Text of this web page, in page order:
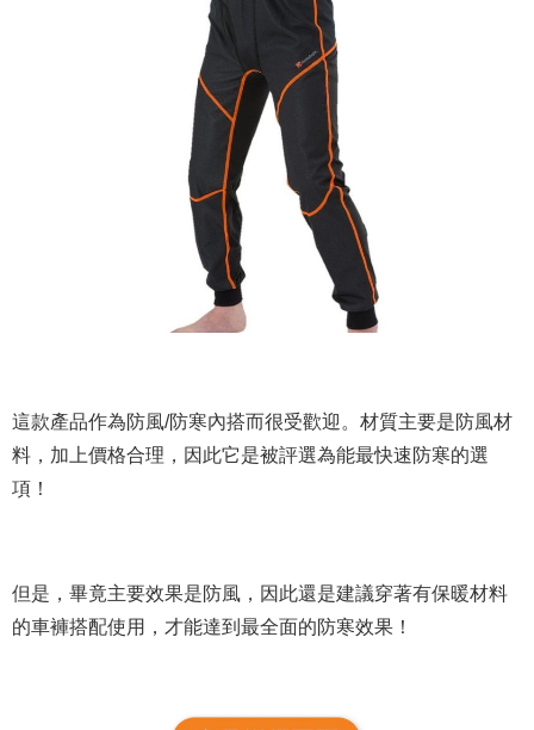
這款產品作為防風/防寒內搭而很受歡迎。材質主要是防風材
料，加上價格合理，因此它是被評選為能最快速防寒的選
項！
但是，畢竟主要效果是防風，因此還是建議穿著有保暖材料
的車褲搭配使用，才能達到最全面的防寒效果！